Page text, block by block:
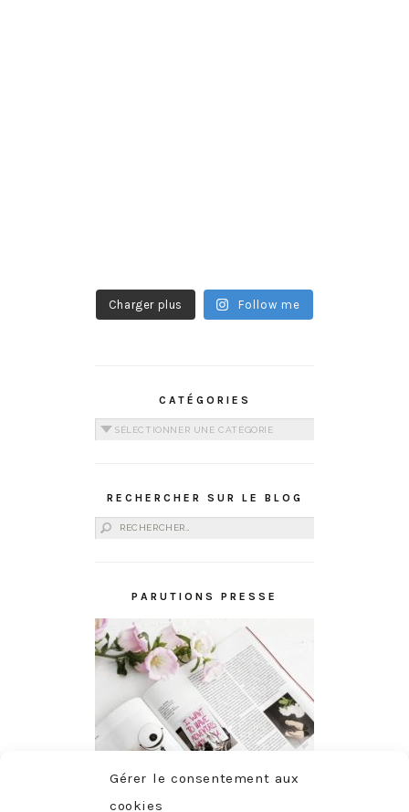
Gérer le consentement aux
cookies
Charger plus Follow me
CATÉGORIES
Catégories
RECHERCHER SUR LE BLOG
Rechercher :
PARUTIONS PRESSE